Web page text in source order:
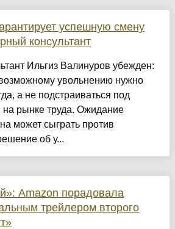
успешную смену
консультант
Ильгиз Валинуров убежден:
увольнению нужно
а не подстраиваться под
рынке труда. Ожидание
может сыграть против
об у...
Amazon порадовала
трейлером второго